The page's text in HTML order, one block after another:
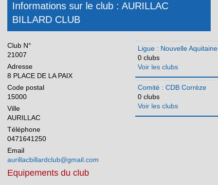
CDB Lot et Garonne
CDB Pyrénées Atlantiques
CDB Vienne
CDB Haute Vienne
Pays de la Loire
Réunion
Informations sur le club : AURILLAC
BILLARD CLUB
Club N°
21007
Adresse
8 PLACE DE LA PAIX
Code postal
15000
Ville
AURILLAC
Téléphone
0471641250
Email
aurillacbillardclub@gmail.com
Ligue : Nouvelle Aquitaine
0 clubs
Voir les clubs
Comité : CDB Corrèze
0 clubs
Voir les clubs
Equipements du club